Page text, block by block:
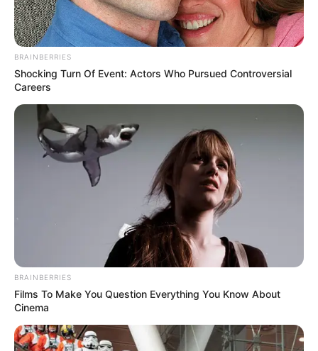
Περισσότερα νέα από την Εύβοια
Βαρύ πένθος στην Εύβοια για αγαπημένο
καθηγητή
Την λένε «Κυκλάδες χωρίς πλοίο» και είναι 1
ώρα από Χαλκίδα – Υπερβολή ή όχι;
Θλίψη στην Εύβοια για γυναίκα
Ακολουθήστε το evianews.com στοGoogle
ΤΑ ΠΙΟ ΔΗΜΟΦΙΛΗ
BRAINBERRIES
Shocking Turn Of Event: Actors Who Pursued Controversial
Careers
BRAINBERRIES
Films To Make You Question Everything You Know About
Cinema